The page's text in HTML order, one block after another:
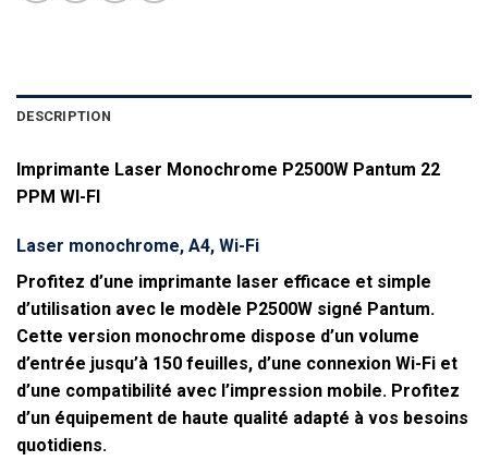
DESCRIPTION
Imprimante Laser Monochrome P2500W Pantum 22
PPM WI-FI
Laser monochrome, A4, Wi-Fi
Profitez d’une imprimante laser efficace et simple
d’utilisation avec le modèle P2500W signé Pantum.
Cette version monochrome dispose d’un volume
d’entrée jusqu’à 150 feuilles, d’une connexion Wi-Fi et
d’une compatibilité avec l’impression mobile. Profitez
d’un équipement de haute qualité adapté à vos besoins
quotidiens.